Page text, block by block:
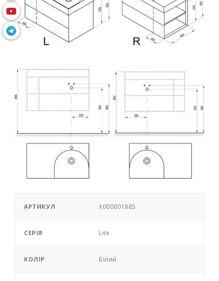
АРТИКУЛ X000001885
СЕРІЯ Lite
КОЛІР Білий